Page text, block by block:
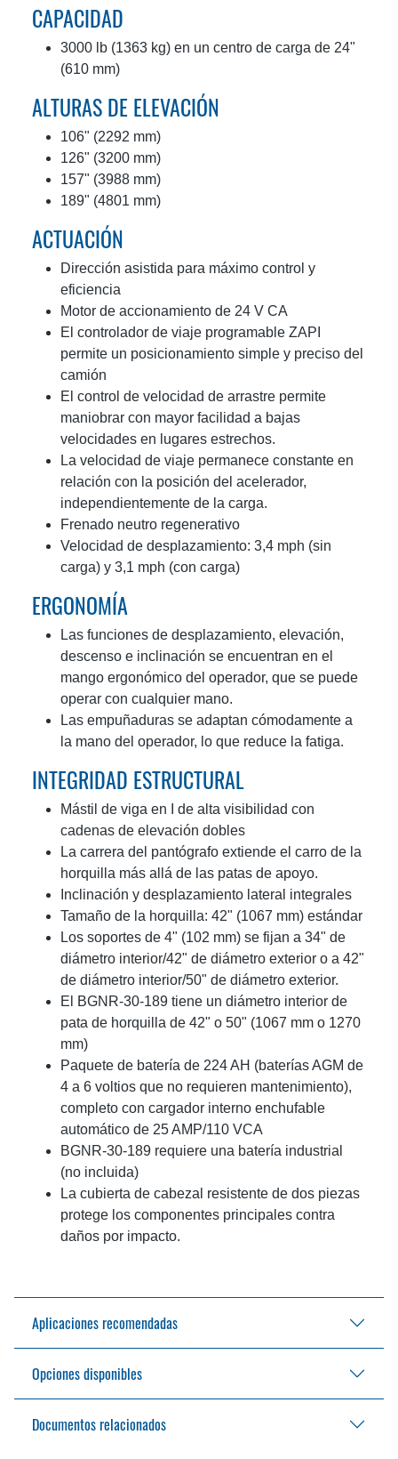
CAPACIDAD
3000 lb (1363 kg) en un centro de carga de 24"
(610 mm)
ALTURAS DE ELEVACIÓN
106" (2292 mm)
126" (3200 mm)
157" (3988 mm)
189" (4801 mm)
ACTUACIÓN
Dirección asistida para máximo control y
eficiencia
Motor de accionamiento de 24 V CA
El controlador de viaje programable ZAPI
permite un posicionamiento simple y preciso del
camión
El control de velocidad de arrastre permite
maniobrar con mayor facilidad a bajas
velocidades en lugares estrechos.
La velocidad de viaje permanece constante en
relación con la posición del acelerador,
independientemente de la carga.
Frenado neutro regenerativo
Velocidad de desplazamiento: 3,4 mph (sin
carga) y 3,1 mph (con carga)
ERGONOMÍA
Las funciones de desplazamiento, elevación,
descenso e inclinación se encuentran en el
mango ergonómico del operador, que se puede
operar con cualquier mano.
Las empuñaduras se adaptan cómodamente a
la mano del operador, lo que reduce la fatiga.
INTEGRIDAD ESTRUCTURAL
Mástil de viga en I de alta visibilidad con
cadenas de elevación dobles
La carrera del pantógrafo extiende el carro de la
horquilla más allá de las patas de apoyo.
Inclinación y desplazamiento lateral integrales
Tamaño de la horquilla: 42" (1067 mm) estándar
Los soportes de 4" (102 mm) se fijan a 34" de
diámetro interior/42" de diámetro exterior o a 42"
de diámetro interior/50" de diámetro exterior.
El BGNR-30-189 tiene un diámetro interior de
pata de horquilla de 42" o 50" (1067 mm o 1270
mm)
Paquete de batería de 224 AH (baterías AGM de
4 a 6 voltios que no requieren mantenimiento),
completo con cargador interno enchufable
automático de 25 AMP/110 VCA
BGNR-30-189 requiere una batería industrial
(no incluida)
La cubierta de cabezal resistente de dos piezas
protege los componentes principales contra
daños por impacto.
Aplicaciones recomendadas
Almacenes
Opciones disponibles
Rueda de carga simple de 10" (254 mm)
Documentos relacionados